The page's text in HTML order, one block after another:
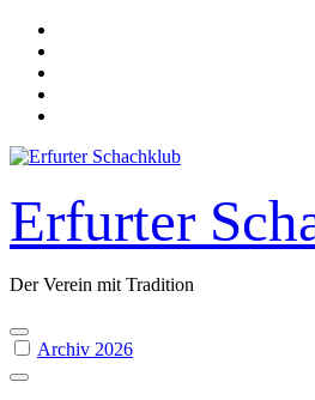
Skip
content
Erfurter
Der Verein mit Tradition
Archiv 2026